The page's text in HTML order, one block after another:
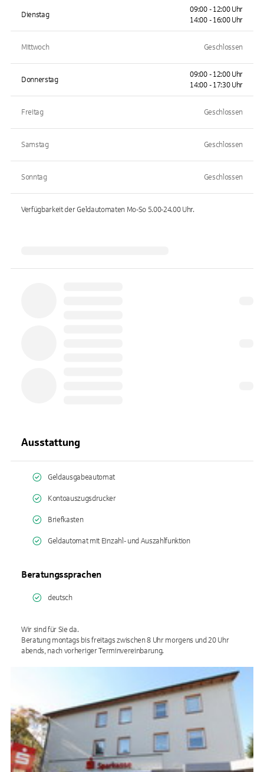
Dienstag
09:00 - 12:00 Uhr
14:00 - 16:00 Uhr
Mittwoch Geschlossen
Donnerstag
09:00 - 12:00 Uhr
14:00 - 17:30 Uhr
Freitag Geschlossen
Samstag Geschlossen
Sonntag Geschlossen
Verfügbarkeit der Geldautomaten Mo-So 5.00-24.00Uhr.
Ausstattung
Geldausgabeautomat
Kontoauszugsdrucker
Briefkasten
Geldautomat mit Einzahl- und Auszahlfunktion
Beratungssprachen
deutsch
Wir sind für Sie da.
Beratung montags bis freitags zwischen 8 Uhr morgens und 20 Uhr
abends, nach vorheriger Terminvereinbarung.